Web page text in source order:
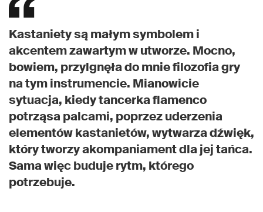
Kastaniety są małym symbolem i
akcentem zawartym w utworze. Mocno,
bowiem, przylgnęła do mnie filozofia gry
na tym instrumencie. Mianowicie
sytuacja, kiedy tancerka flamenco
potrząsa palcami, poprzez uderzenia
elementów kastanietów, wytwarza dźwięk,
który tworzy akompaniament dla jej tańca.
Sama więc buduje rytm, którego
potrzebuje.